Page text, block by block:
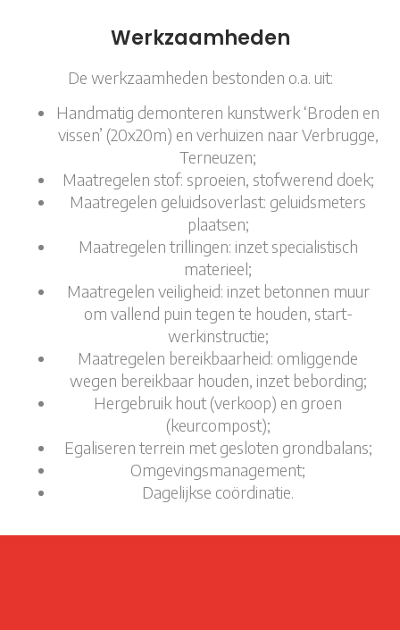
Werkzaamheden
De werkzaamheden bestonden o.a. uit:
Handmatig demonteren kunstwerk ‘Broden en
vissen’ (20x20m) en verhuizen naar Verbrugge,
Terneuzen;
Maatregelen stof: sproeien, stofwerend doek;
Maatregelen geluidsoverlast: geluidsmeters
plaatsen;
Maatregelen trillingen: inzet specialistisch
materieel;
Maatregelen veiligheid: inzet betonnen muur
om vallend puin tegen te houden, start-
werkinstructie;
Maatregelen bereikbaarheid: omliggende
wegen bereikbaar houden, inzet bebording;
Hergebruik hout (verkoop) en groen
(keurcompost);
Egaliseren terrein met gesloten grondbalans;
Omgevingsmanagement;
Dagelijkse coördinatie.